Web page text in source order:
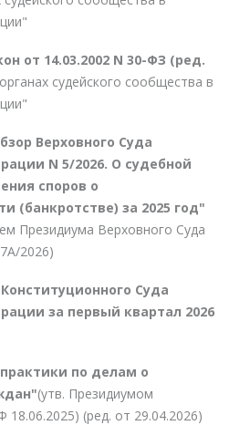
от 14.03.2002 N 30-ФЗ (ред.
судейского сообщества в
Верховного Суда
N 5/2026. О судебной
споров о
(банкротстве) за 2025 год"
Президиума Верховного Суда
2026)
Суда
за первый квартал 2026
по делам о
(утв. Президиумом
18.06.2025) (ред. от 29.04.2026)